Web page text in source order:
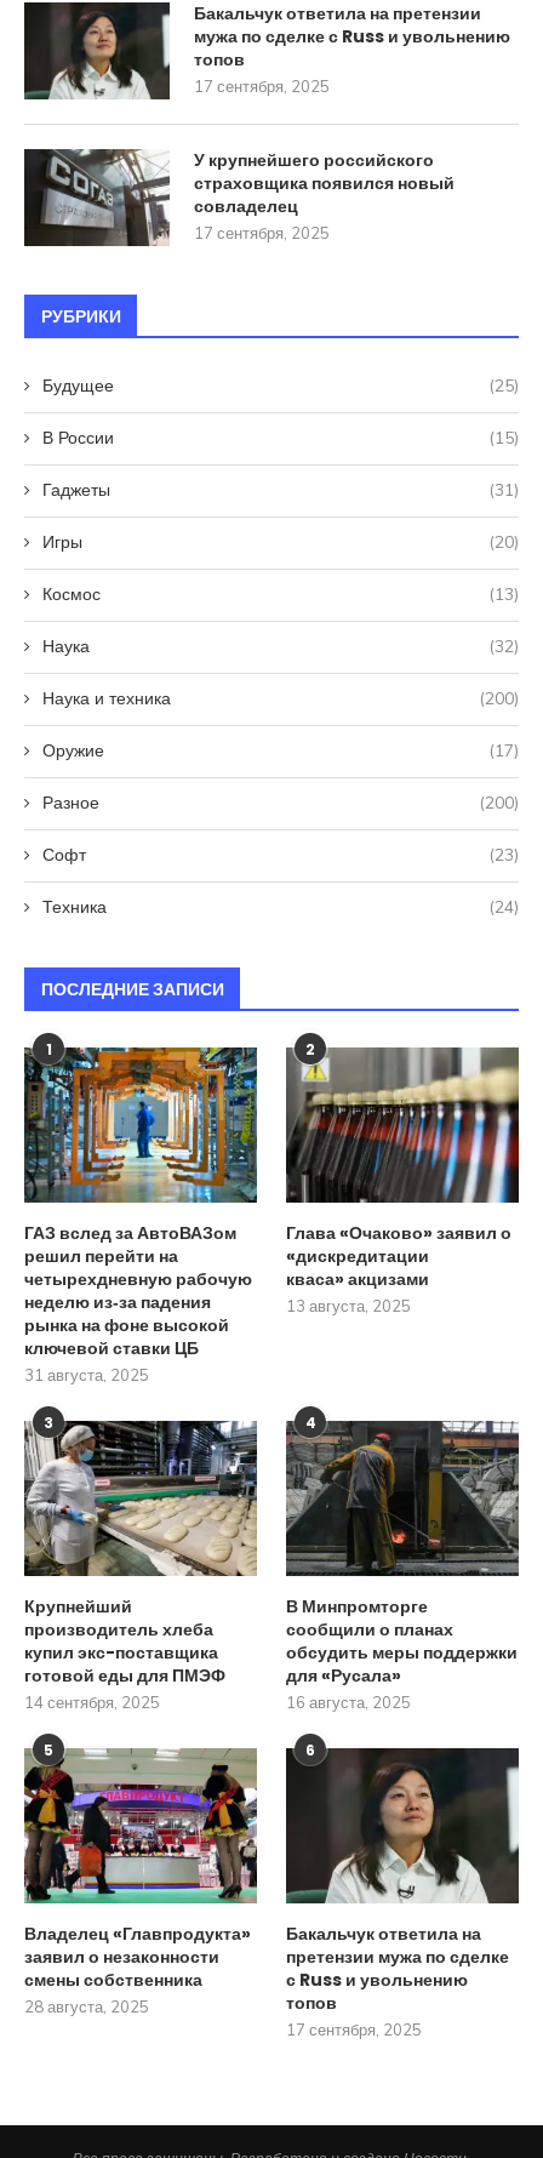
Бакальчук ответила на претензии
мужа по сделке с Russ и увольнению
топов
17 сентября, 2025
У крупнейшего российского
страховщика появился новый
совладелец
17 сентября, 2025
РУБРИКИ
Будущее (25)
В России (15)
Гаджеты (31)
Игры (20)
Космос (13)
Наука (32)
Наука и техника (200)
Оружие (17)
Разное (200)
Софт (23)
Техника (24)
ПОСЛЕДНИЕ ЗАПИСИ
1
ГАЗ вслед за АвтоВАЗом
решил перейти на
четырехдневную рабочую
неделю из‑за падения
рынка на фоне высокой
ключевой ставки ЦБ
31 августа, 2025
2
Глава «Очаково» заявил о
«дискредитации
кваса» акцизами
13 августа, 2025
3
Крупнейший
производитель хлеба
купил экс-поставщика
готовой еды для ПМЭФ
14 сентября, 2025
4
В Минпромторге
сообщили о планах
обсудить меры поддержки
для «Русала»
16 августа, 2025
5
Владелец «Главпродукта»
заявил о незаконности
смены собственника
28 августа, 2025
6
Бакальчук ответила на
претензии мужа по сделке
с Russ и увольнению
топов
17 сентября, 2025